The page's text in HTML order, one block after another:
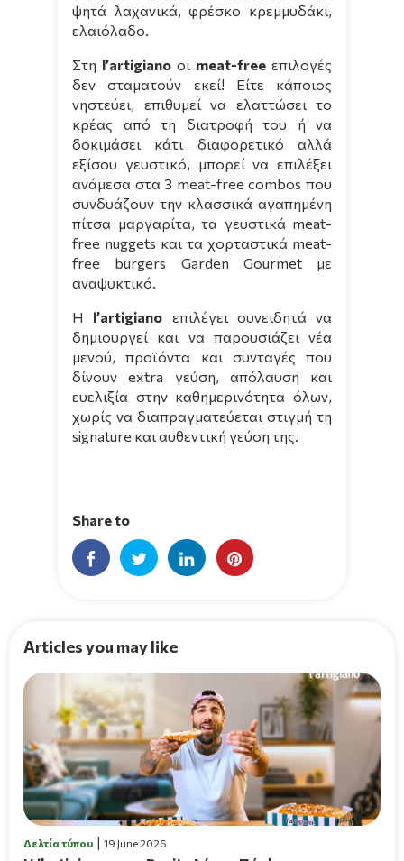
ψητά λαχανικά, φρέσκο κρεμμυδάκι,
ελαιόλαδο.
Στη l’artigiano οι meat-free επιλογές
δεν σταματούν εκεί! Είτε κάποιος
νηστεύει, επιθυμεί να ελαττώσει το
κρέας από τη διατροφή του ή να
δοκιμάσει κάτι διαφορετικό αλλά
εξίσου γευστικό, μπορεί να επιλέξει
ανάμεσα στα 3 meat-free combos που
συνδυάζουν την κλασσικά αγαπημένη
πίτσα μαργαρίτα, τα γευστικά meat-
free nuggets και τα χορταστικά meat-
free
burgers Garden Gourmetμε
αναψυκτικό.
Η l’artigiano επιλέγει συνειδητά να
δημιουργεί και να παρουσιάζει νέα
μενού, προϊόντα και συνταγές που
δίνουνextra γεύση, απόλαυση και
ευελιξία στην καθημερινότητα όλων,
χωρίς να διαπραγματεύεται στιγμή τη
signature και αυθεντική γεύση της.
Share to
Articles you may like
Δελτία τύπου 19 June 2026